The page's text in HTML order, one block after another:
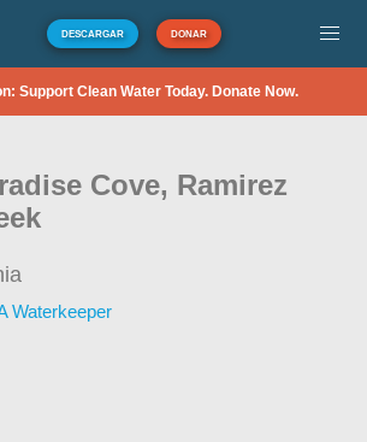
DESCARGAR DONAR
Support Clean Water Today. Donate Now.
Cove, Ramirez
Waterkeeper